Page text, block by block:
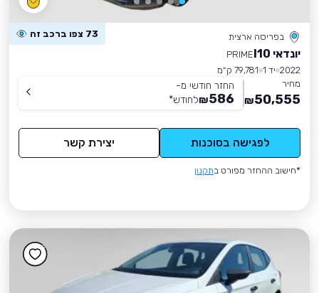
בפריסה ארצית 73 צפו ברכב זה
יונדאי I10
PRIME
2022 יד 1
79,781 ק״מ
מחיר
50,555
₪
החזר חודשי מ-
586
₪לחודש*
לפגישה בסוכנות יצירת קשר
*חישוב ההחזר מפורט בתקנון